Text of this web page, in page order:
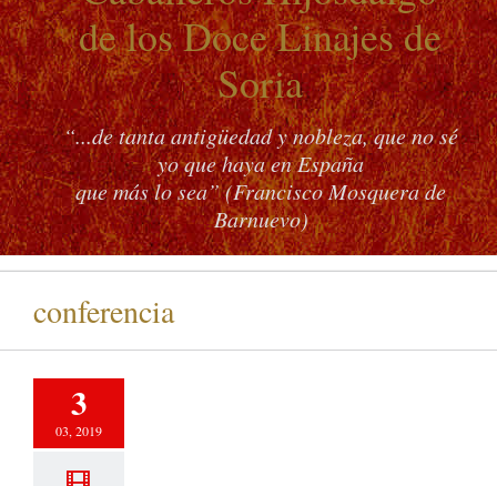
de los Doce Linajes de
Soria
“...de tanta antigüedad y nobleza, que no sé
yo que haya en España
que más lo sea” (Francisco Mosquera de
Barnuevo)
conferencia
3
03, 2019